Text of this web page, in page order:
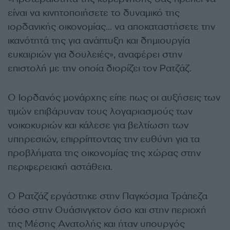
είναι να κινητοποιήσετε το δυναμικό της
ιορδανικής οικονομίας… να αποκαταστήσετε την
ικανότητά της για ανάπτυξη και δημιουργία
ευκαιριών για δουλειές», αναφέρει στην
επιστολή με την οποία διορίζει τον Ρατζάζ.
Ο Ιορδανός μονάρχης είπε πως οι αυξήσεις των
τιμών επιβάρυναν τους λογαριασμούς των
νοικοκυριών και κάλεσε για βελτίωση των
υπηρεσιών, επιρρίπτοντας την ευθύνη για τα
προβλήματα της οικονομίας της χώρας στην
περιφερειακή αστάθεια.
Ο Ρατζάζ εργάστηκε στην Παγκόσμια Τράπεζα
τόσο στην Ουάσινγκτον όσο και στην περιοχή
της Μέσης Ανατολής και ήταν υπουργός